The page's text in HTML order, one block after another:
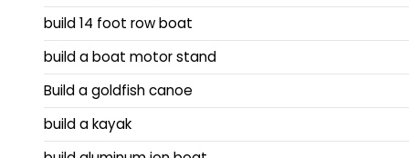
build 14 foot row boat
build a boat motor stand
Build a goldfish canoe
build a kayak